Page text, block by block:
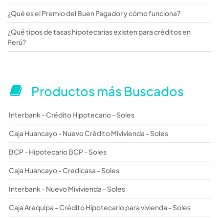
¿Qué es el Premio del Buen Pagador y cómo funciona?
¿Qué tipos de tasas hipotecarias existen para créditos en
Perú?
Productos más Buscados
Interbank - Crédito Hipotecario - Soles
Caja Huancayo - Nuevo Crédito Mivivienda - Soles
BCP - Hipotecario BCP - Soles
Caja Huancayo - Credicasa - Soles
Interbank - Nuevo Mivivienda - Soles
Caja Arequipa - Crédito Hipotecario para vivienda - Soles